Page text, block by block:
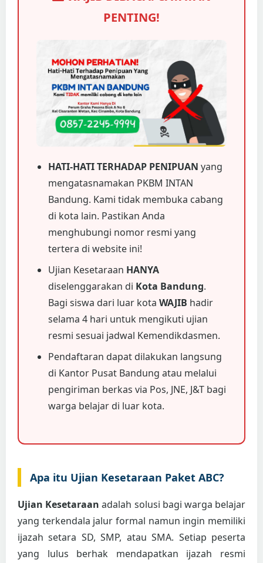
PENTING!
HATI-HATI TERHADAP PENIPUAN yang
mengatasnamakan PKBM INTAN
Bandung. Kami tidak membuka cabang
di kota lain. Pastikan Anda
menghubungi nomor resmi yang
tertera di website ini!
Ujian Kesetaraan HANYA
diselenggarakan di Kota Bandung.
Bagi siswa dari luar kota WAJIB hadir
selama 4 hari untuk mengikuti ujian
resmi sesuai jadwal Kemendikdasmen.
Pendaftaran dapat dilakukan langsung
di Kantor Pusat Bandung atau melalui
pengiriman berkas via Pos, JNE, J&T bagi
warga belajar di luar kota.
Apa itu Ujian Kesetaraan Paket ABC?
Ujian Kesetaraan adalah solusi bagi warga belajar
yang terkendala jalur formal namun ingin memiliki
ijazah setara SD, SMP, atau SMA. Setiap peserta
yang lulus berhak mendapatkan ijazah resmi